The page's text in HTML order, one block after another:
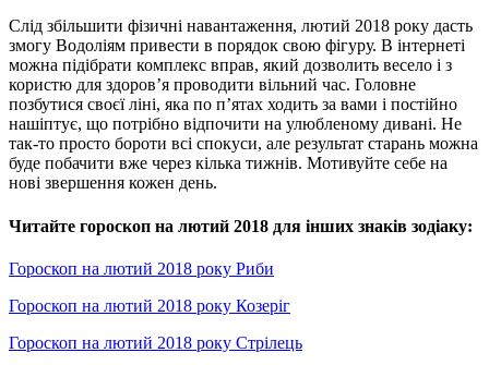
Слід збільшити фізичні навантаження, лютий 2018 року дасть
змогу Водоліям привести в порядок свою фігуру. В інтернеті
можна підібрати комплекс вправ, який дозволить весело і з
користю для здоров’я проводити вільний час. Головне
позбутися своєї ліні, яка по п’ятах ходить за вами і постійно
нашіптує, що потрібно відпочити на улюбленому дивані. Не
так-то просто бороти всі спокуси, але результат старань можна
буде побачити вже через кілька тижнів. Мотивуйте себе на
нові звершення кожен день.
Читайте гороскоп на лютий 2018 для інших знаків зодіаку:
Гороскоп на лютий 2018 року Риби
Гороскоп на лютий 2018 року Козеріг
Гороскоп на лютий 2018 року Стрілець